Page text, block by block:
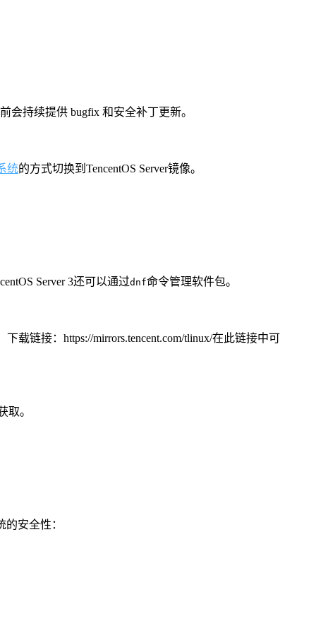
会持续提供 bugfix 和安全补丁更新。
统的方式切换到TencentOS Server镜像。
Server 3还可以通过dnf命令管理软件包。
载链接：https://mirrors.tencent.com/tlinux/在此链接中可
取。
安全性：